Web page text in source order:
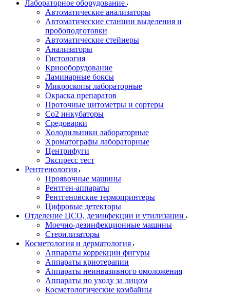
Лабораторное оборудование
Автоматические анализаторы
Автоматические станции выделения и
пробоподготовки
Автоматические стейнеры
Анализаторы
Гистология
Криооборудование
Ламинарные боксы
Микроскопы лабораторные
Окраска препаратов
Проточные цитометры и сортеры
Со2 инкубаторы
Средоварки
Холодильники лабораторные
Хроматографы лабораторные
Центрифуги
Экспресс тест
Рентгенология
Проявочные машины
Рентген-аппараты
Рентгеновские термопринтеры
Цифровые детекторы
Отделение ЦСО, дезинфекции и утилизации
Моечно-дезинфекционные машины
Стерилизаторы
Косметология и дерматология
Аппараты коррекции фигуры
Аппараты криотерапии
Аппараты неинвазивного омоложения
Аппараты по уходу за лицом
Косметологические комбайны